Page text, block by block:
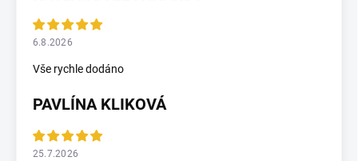
6.8.2026
Vše rychle dodáno
PAVLÍNA KLIKOVÁ
25.7.2026